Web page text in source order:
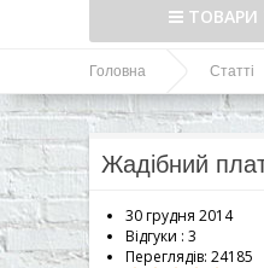
ТОВАРИ
Головна Статті
двічі
Жадібний
30 грудня 2014
Відгуки : 3
Переглядів: 24185